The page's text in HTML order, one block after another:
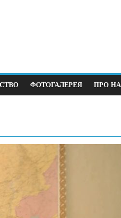
ФОТОГАЛЕРЕЯ ПРО
Суспільство
В Німеччині 38
щодня
12.04.2026